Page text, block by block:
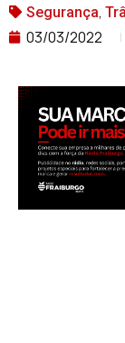
Segurança,
03/03/2022